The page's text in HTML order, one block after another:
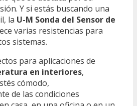
Y si estás buscando una
la U-M Sonda del Sensor de
varias resistencias para
sistemas.
para aplicaciones de
en interiores,
cómodo,
de las condiciones